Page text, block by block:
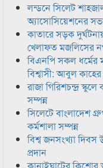
লন্ডনে সিলেট
অ্যাসোসিয়েশনের
কাতারে সড়ক
খেলাফত মজলিসের
বিএনপি সকল ধর্মের
বিশ্বাসী: আবুল
রাজা গিরিশচন্দ্র
সম্পন্ন
সিলেটে বাংলাদেশ
কর্মশালা সম্পন্ন
বিশ্ব জনসংখ্যা
প্রদান